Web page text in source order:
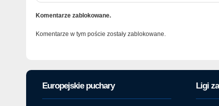
Komentarze zablokowane.
Komentarze w tym poście zostały zablokowane.
Europejskie puchary Ligi